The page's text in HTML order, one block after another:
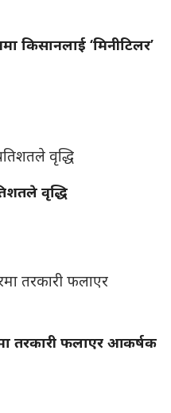
किसानलाई ‘मिनीटिलर’
वृद्धि
तरकारी फलाएर आकर्षक